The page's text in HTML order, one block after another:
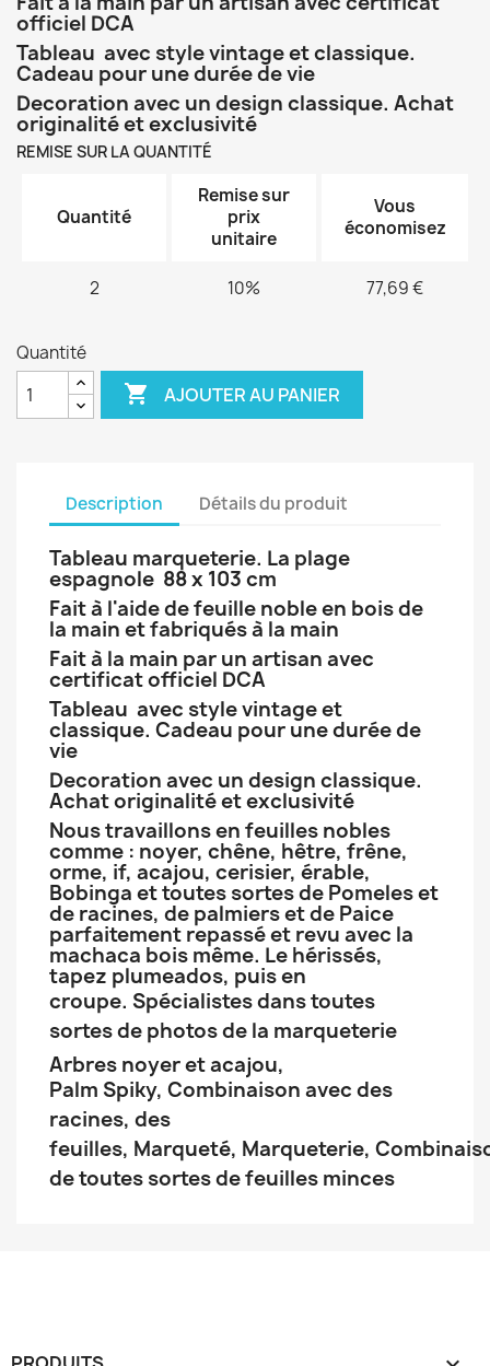
officiel DCA
Tableau avec style vintage et classique.
Cadeau pour une durée de vie
Decoration avec un design classique. Achat
originalité et exclusivité
REMISE SUR LA QUANTITÉ
Quantité
Remise sur
prix
unitaire
Vous
économisez
2 10% 77,69 €
Quantité
 AJOUTER AU PANIER
Description Détails du produit
Tableau marqueterie. La plage
espagnole 88 x 103 cm
Fait à l'aide de feuille nobleen boisde
la main et fabriqués à la main
Fait à la main par un artisan avec
certificat officiel DCA
Tableau avec style vintage et
classique. Cadeau pour une durée de
vie
Decoration avec un design classique.
Achat originalité et exclusivité
Nous travaillons en feuilles nobles
comme : noyer, chêne, hêtre, frêne,
orme, if, acajou, cerisier, érable,
Bobinga et toutes sortes de Pomeles et
de racines, de palmiers et de Paice
parfaitement repassé et revu avec la
machaca bois même. Le hérissés,
tapez plumeados, puis en
croupe. Spécialistes dans toutes
sortes de photos de la marqueterie
Arbres noyer et acajou,
Palm Spiky, Combinaison avec des
racines, des
feuilles, Marqueté, Marqueterie,
de toutes sortes de feuilles minces